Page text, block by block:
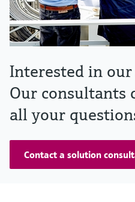
Interested in
Our consultants
all your
Contact a solution